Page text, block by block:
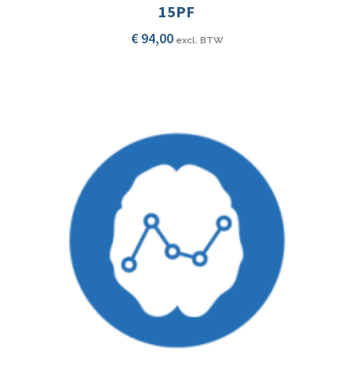
15PF
€94,00 excl. BTW